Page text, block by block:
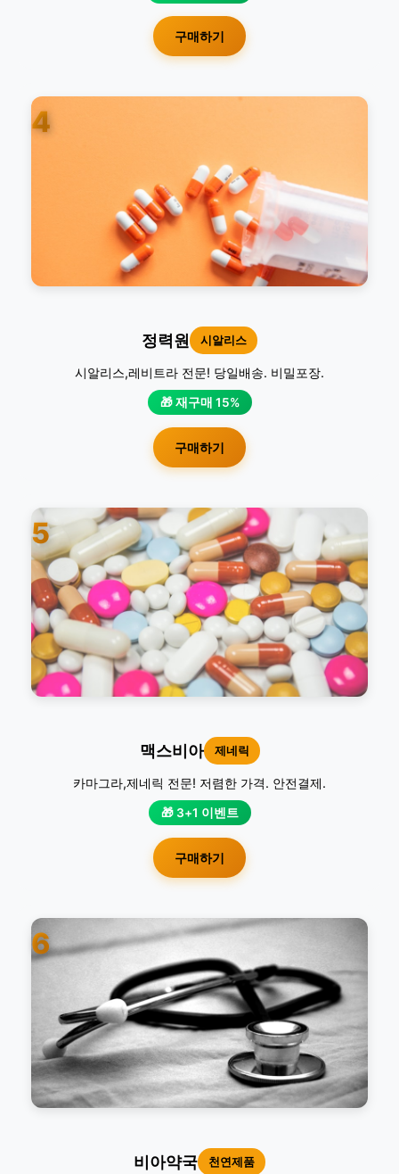
구매하기
4
정력원 시알리스
시알리스,레비트라 전문! 당일배송. 비밀포장.
🎁 재구매 15%
구매하기
5
맥스비아 제네릭
카마그라,제네릭 전문! 저렴한 가격. 안전결제.
🎁 3+1 이벤트
구매하기
6
비아약국 천연제품